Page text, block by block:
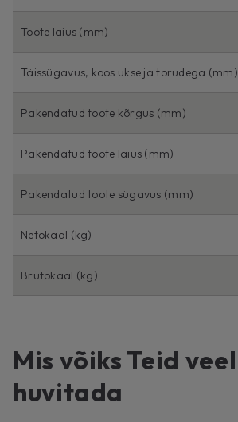
Toote laius (mm)
Täissügavus, koos ukse ja torudega (mm)
Pakendatud toote kõrgus (mm)
Pakendatud toote laius (mm)
Pakendatud toote sügavus (mm)
Netokaal (kg)
Brutokaal (kg)
Mis võiks Teid veel
huvitada